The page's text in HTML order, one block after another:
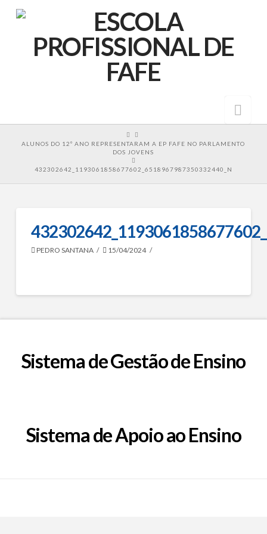
HOME
ALUNOS DO 12º ANO REPRESENTARAM A EP FAFE NO PARLAMENTO
DOS JOVENS
432302642_1193061858677602_6518967987350332440_N
PEDRO SANTANA 15/04/2024
Sistema de Gestão de Ensino
Sistema de Apoio ao Ensino